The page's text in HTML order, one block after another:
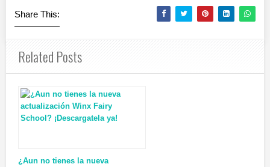
Share This:
Related Posts
¿Aun no tienes la nueva